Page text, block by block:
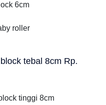
6cm
roller
tebal 8cm Rp.
tinggi 8cm